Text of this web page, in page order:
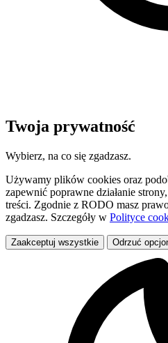
Twoja prywatność
Wybierz, na co się zgadzasz.
Używamy plików cookies oraz
zapewnić poprawne działanie
treści. Zgodnie z RODO masz
zgadzasz. Szczegóły w Polityce
Zaakceptuj wszystkie Odrzuć